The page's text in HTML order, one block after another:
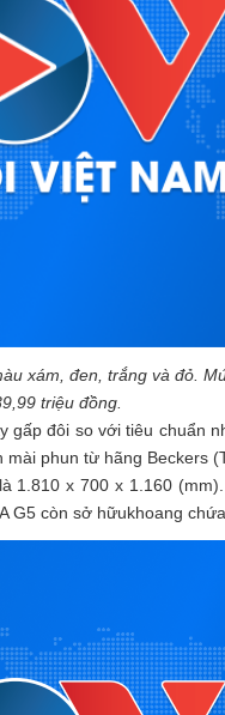
xám, đen, trắng và đỏ.
triệu đồng.
gấp đôi so với tiêu chuẩn
phun từ hãng Beckers
1.810 x 700 x 1.160
G5 còn sở hữukhoang